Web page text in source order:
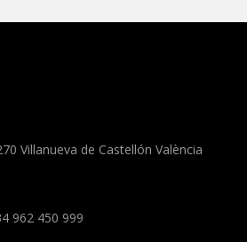
Villanueva de Castellón València
962 450 999